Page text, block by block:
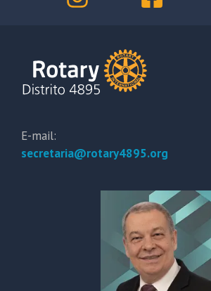
E-mail:
secretaria@rotary4895.org